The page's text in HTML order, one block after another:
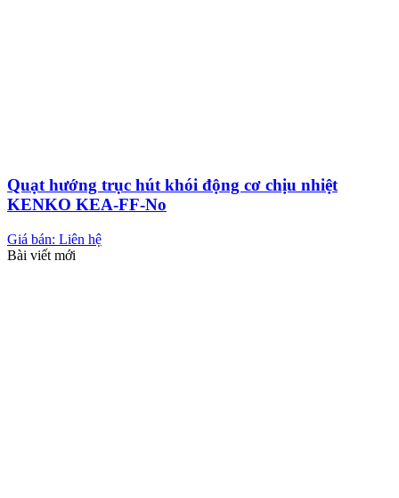
Quạt hướng trục hút khói động cơ chịu nhiệt
KENKO KEA-FF-No
Giá bán: Liên hệ
Bài viết mới